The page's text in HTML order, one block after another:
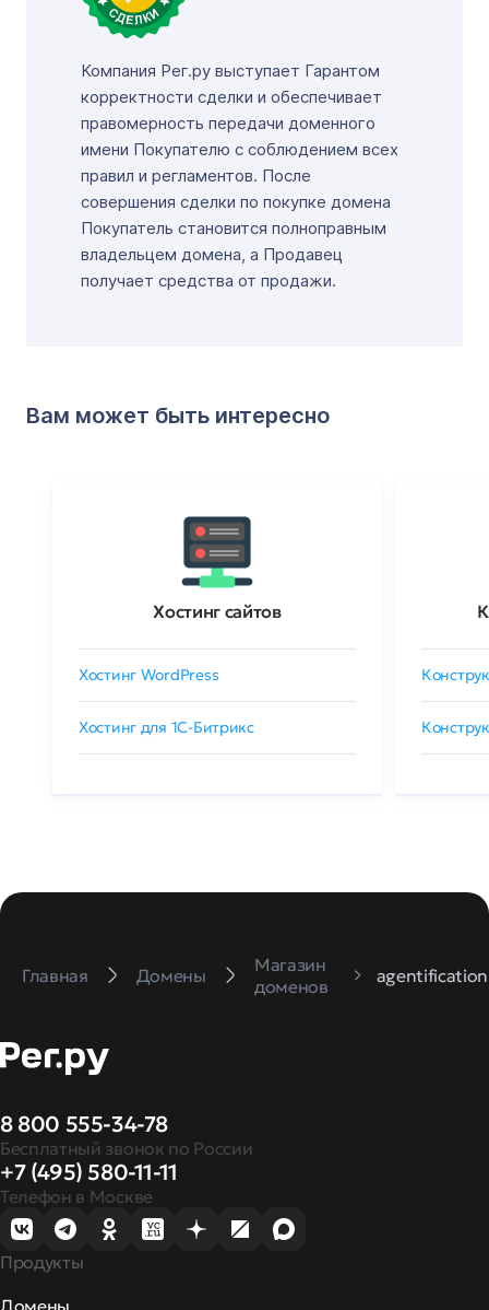
Компания Рег.ру выступает Гарантом
корректности сделки и обеспечивает
правомерность передачи доменного
имени Покупателю с соблюдением всех
правил и регламентов. После
совершения сделки по покупке домена
Покупатель становится полноправным
владельцем домена, а Продавец
получает средства от продажи.
Вам может быть интересно
Хостинг сайтов
Хостинг WordPress
Хостинг для 1C-Битрикс
Главная Домены
Магазин
доменов
8 800 555-34-78
Бесплатный звонок по России
+7 (495) 580-11-11
Телефон в Москве
Продукты
Домены